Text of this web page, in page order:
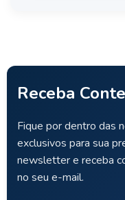
Receba
Fique por dentro das
exclusivos para sua
newsletter e receba
no seu e-mail.